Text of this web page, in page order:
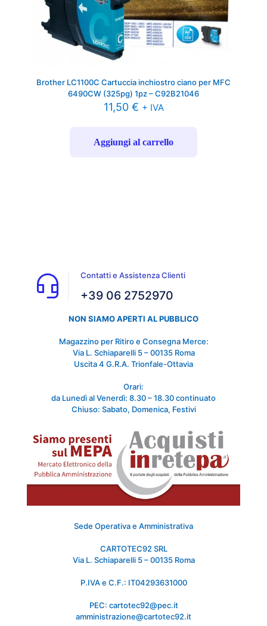
Brother LC1100C Cartuccia inchiostro ciano per MFC
6490CW (325pg) 1pz – C92B21046
11,50 € + IVA
Aggiungi al carrello
Contatti e Assistenza Clienti
+39 06 2752970
NON SIAMO APERTI AL PUBBLICO
Magazzino per Ritiro e Consegna Merce:
Via L. Schiaparelli 5 – 00135 Roma
Uscita 4 G.R.A. Trionfale-Ottavia
Orari:
da Lunedì al Venerdì: 8.30 – 18.30 continuato
Chiuso: Sabato, Domenica, Festivi
Sede Operativa e Amministrativa
CARTOTEC92 SRL
Via L. Schiaparelli 5 – 00135 Roma
P.IVA e C.F.: IT04293631000
PEC: cartotec92@pec.it
amministrazione@cartotec92.it